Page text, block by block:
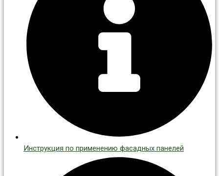
Инструкция по применению фасадных панелей